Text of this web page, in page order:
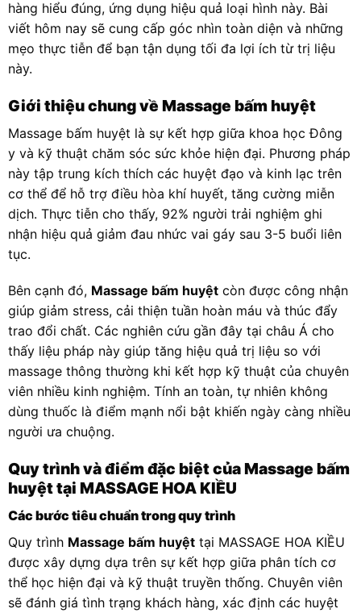
hàng hiểu đúng, ứng dụng hiệu quả loại hình này. Bài
viết hôm nay sẽ cung cấp góc nhìn toàn diện và những
mẹo thực tiễn để bạn tận dụng tối đa lợi ích từ trị liệu
này.
Giới thiệu chung về Massage bấm huyệt
Massage bấm huyệt là sự kết hợp giữa khoa học Đông
y và kỹ thuật chăm sóc sức khỏe hiện đại. Phương pháp
này tập trung kích thích các huyệt đạo và kinh lạc trên
cơ thể để hỗ trợ điều hòa khí huyết, tăng cường miễn
dịch. Thực tiễn cho thấy, 92% người trải nghiệm ghi
nhận hiệu quả giảm đau nhức vai gáy sau 3-5 buổi liên
tục.
Bên cạnh đó, Massage bấm huyệt còn được công nhận
giúp giảm stress, cải thiện tuần hoàn máu và thúc đẩy
trao đổi chất. Các nghiên cứu gần đây tại châu Á cho
thấy liệu pháp này giúp tăng hiệu quả trị liệu so với
massage thông thường khi kết hợp kỹ thuật của chuyên
viên nhiều kinh nghiệm. Tính an toàn, tự nhiên không
dùng thuốc là điểm mạnh nổi bật khiến ngày càng nhiều
người ưa chuộng.
Quy trình và điểm đặc biệt của Massage bấm
huyệt tại MASSAGE HOA KIỀU
Các bước tiêu chuẩn trong quy trình
Quy trình Massage bấm huyệt tại MASSAGE HOA KIỀU
được xây dựng dựa trên sự kết hợp giữa phân tích cơ
thể học hiện đại và kỹ thuật truyền thống. Chuyên viên
sẽ đánh giá tình trạng khách hàng, xác định các huyệt